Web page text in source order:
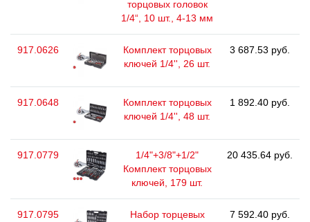
торцовых головок
1/4“, 10 шт., 4-13 мм
917.0626
Комплект торцовых
ключей 1/4'', 26 шт.
3 687.53 руб.
917.0648
Комплект торцовых
ключей 1/4'', 48 шт.
1 892.40 руб.
917.0779
1/4"+3/8"+1/2"
Комплект торцовых
ключей, 179 шт.
20 435.64 руб.
917.0795
Набор торцевых
7 592.40 руб.